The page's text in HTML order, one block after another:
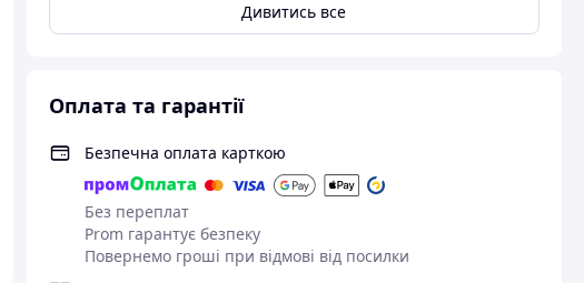
Дивитись все
Оплата та гарантії
Безпечна оплата карткою
Без переплат
Prom гарантує безпеку
Повернемо гроші при відмові від посилки